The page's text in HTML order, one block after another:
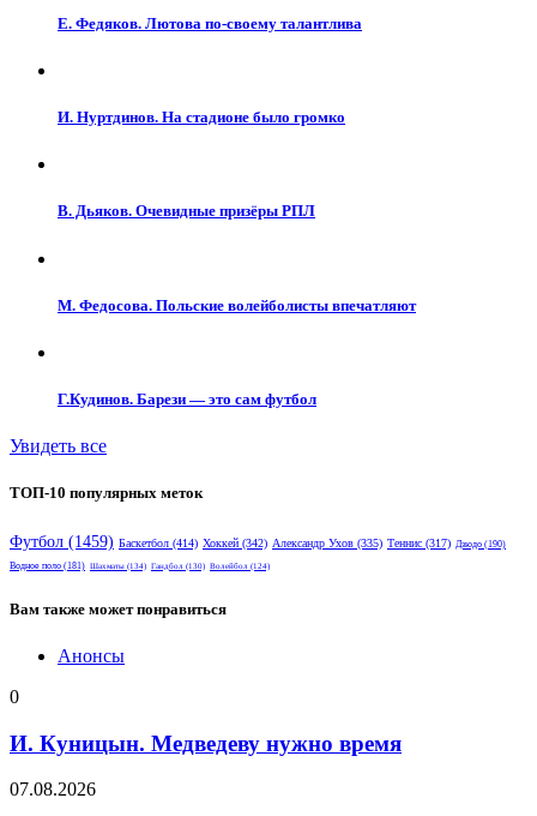
Е. Федяков. Лютова по-своему талантлива
И. Нуртдинов. На стадионе было громко
В. Дьяков. Очевидные призёры РПЛ
М. Федосова. Польские волейболисты впечатляют
Г.Кудинов. Барези — это сам футбол
Увидеть все
ТОП-10 популярных меток
Футбол (1459) Баскетбол (414) Хоккей (342) Александр Ухов (335) Теннис (317) Дзюдо (190)
Водное поло (181) Шахматы (134) Гандбол (130) Волейбол (124)
Вам также может понравиться
Анонсы
0
И. Куницын. Медведеву нужно время
07.08.2026